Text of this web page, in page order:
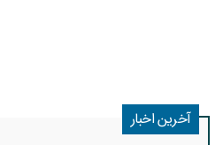
آخرین اخبار